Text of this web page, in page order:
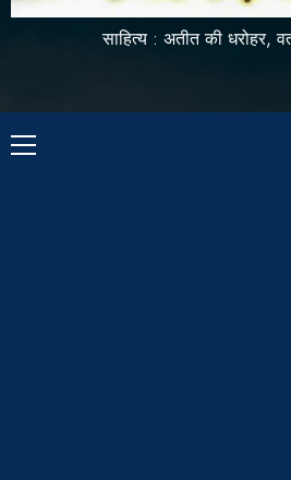
साहित्य : अतीत की धरोहर,